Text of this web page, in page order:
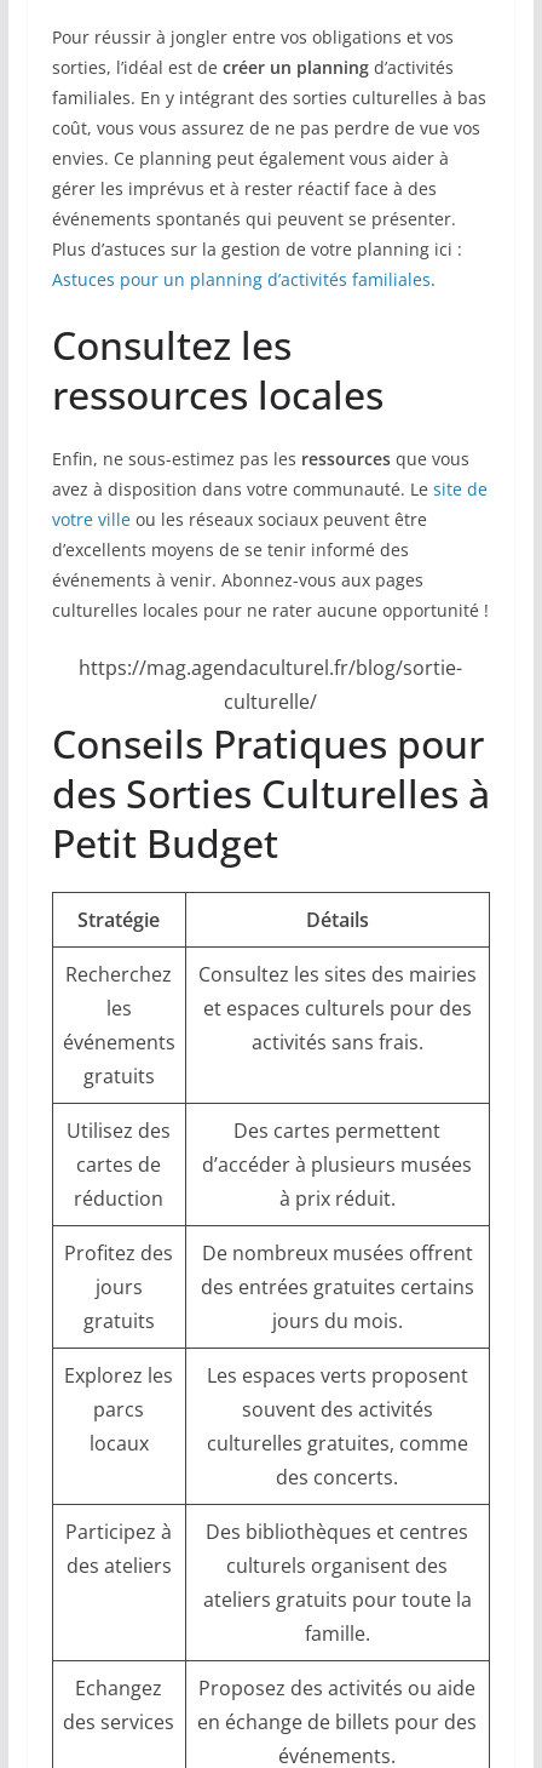
Pour réussir à jongler entre vos obligations et vos
sorties, l’idéal est de créer un planningd’activités
familiales. En y intégrant des sorties culturelles à bas
coût, vous vous assurez de ne pas perdre de vue vos
envies. Ce planning peut également vous aider à
gérer les imprévus et à rester réactif face à des
événements spontanés qui peuvent se présenter.
Plus d’astuces sur la gestion de votre planning ici :
Astuces pour un planning d’activités familiales.
Consultez les
ressources locales
Enfin, ne sous-estimez pas les ressourcesque vous
avez à disposition dans votre communauté. Le site de
votre villeou les réseaux sociaux peuvent être
d’excellents moyens de se tenir informé des
événements à venir. Abonnez-vous aux pages
culturelles locales pour ne rater aucune opportunité !
https://mag.agendaculturel.fr/blog/sortie-
culturelle/
Conseils Pratiques pour
des Sorties Culturelles à
Petit Budget
Stratégie Détails
Recherchez
les
événements
gratuits
Consultez les sites des mairies
et espaces culturels pour des
activités sans frais.
Utilisez des
cartes de
réduction
Des cartes permettent
d’accéder à plusieurs musées
à prix réduit.
Profitez des
jours
gratuits
De nombreux musées offrent
des entrées gratuites certains
jours du mois.
Explorez les
parcs
locaux
Les espaces verts proposent
souvent des activités
culturelles gratuites, comme
des concerts.
Participez à
des ateliers
Des bibliothèques et centres
culturels organisent des
ateliers gratuits pour toute la
famille.
Echangez
des services
Proposez des activités ou aide
en échange de billets pour des
événements.